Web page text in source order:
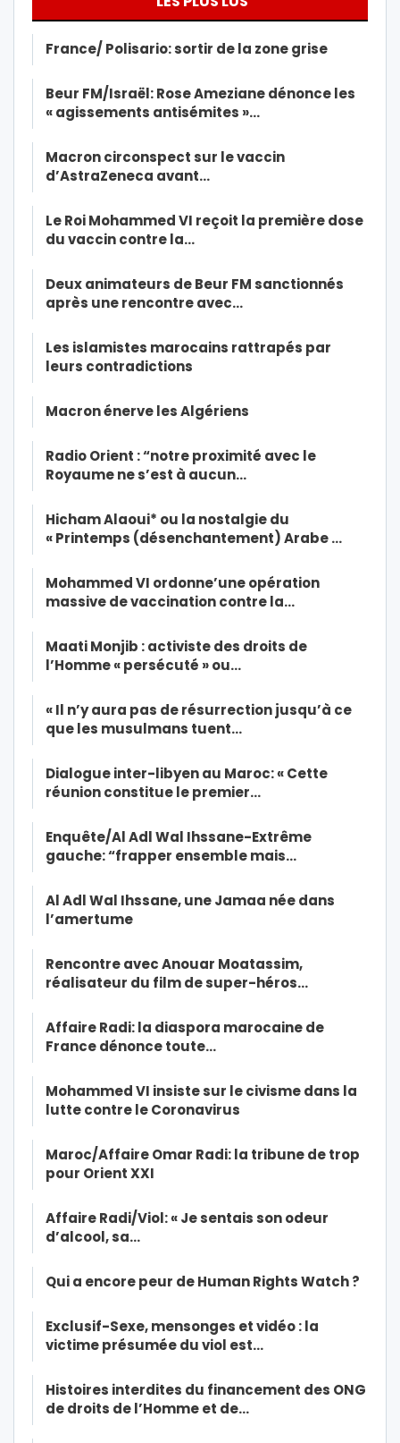
France/ Polisario: sortir de la zone grise
Beur FM/Israël: Rose Ameziane dénonce les
« agissements antisémites »…
Macron circonspect sur le vaccin
d’AstraZeneca avant…
Le Roi Mohammed VI reçoit la première dose
du vaccin contre la…
Deux animateurs de Beur FM sanctionnés
après une rencontre avec…
Les islamistes marocains rattrapés par
leurs contradictions
Macron énerve les Algériens
Radio Orient : “notre proximité avec le
Royaume ne s’est à aucun…
Hicham Alaoui* ou la nostalgie du
« Printemps (désenchantement) Arabe …
Mohammed VI ordonne’une opération
massive de vaccination contre la…
Maati Monjib : activiste des droits de
l’Homme « persécuté » ou…
« Il n’y aura pas de résurrection jusqu’à ce
que les musulmans tuent…
Dialogue inter-libyen au Maroc: « Cette
réunion constitue le premier…
Enquête/Al Adl Wal Ihssane-Extrême
gauche: “frapper ensemble mais…
Al Adl Wal Ihssane, une Jamaa née dans
l’amertume
Rencontre avec Anouar Moatassim,
réalisateur du film de super-héros…
Affaire Radi: la diaspora marocaine de
France dénonce toute…
Mohammed VI insiste sur le civisme dans la
lutte contre le Coronavirus
Maroc/Affaire Omar Radi: la tribune de trop
pour Orient XXI
Affaire Radi/Viol: « Je sentais son odeur
d’alcool, sa…
Qui a encore peur de Human Rights Watch ?
Exclusif-Sexe, mensonges et vidéo : la
victime présumée du viol est…
Histoires interdites du financement des ONG
de droits de l’Homme et de…